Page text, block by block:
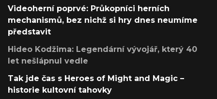
Videoherní poprvé: Průkopníci herních
mechanismů, bez nichž si hry dnes neumíme
představit
Hideo Kodžima: Legendární vývojář, který 40
let nešlápnul vedle
Tak jde čas s Heroes of Might and Magic –
historie kultovní tahovky